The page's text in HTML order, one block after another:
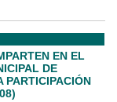
EN EL
DE
PARTICIPACIÓN